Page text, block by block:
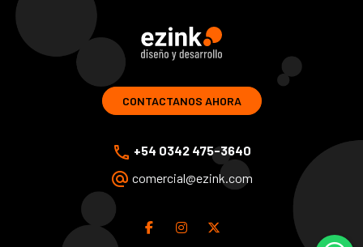
ezink | diseno y desarrollo de soluciones web
CONTACTANOS AHORA
phone +54 0342 475-3640
alternate_email comercial@ezink.com